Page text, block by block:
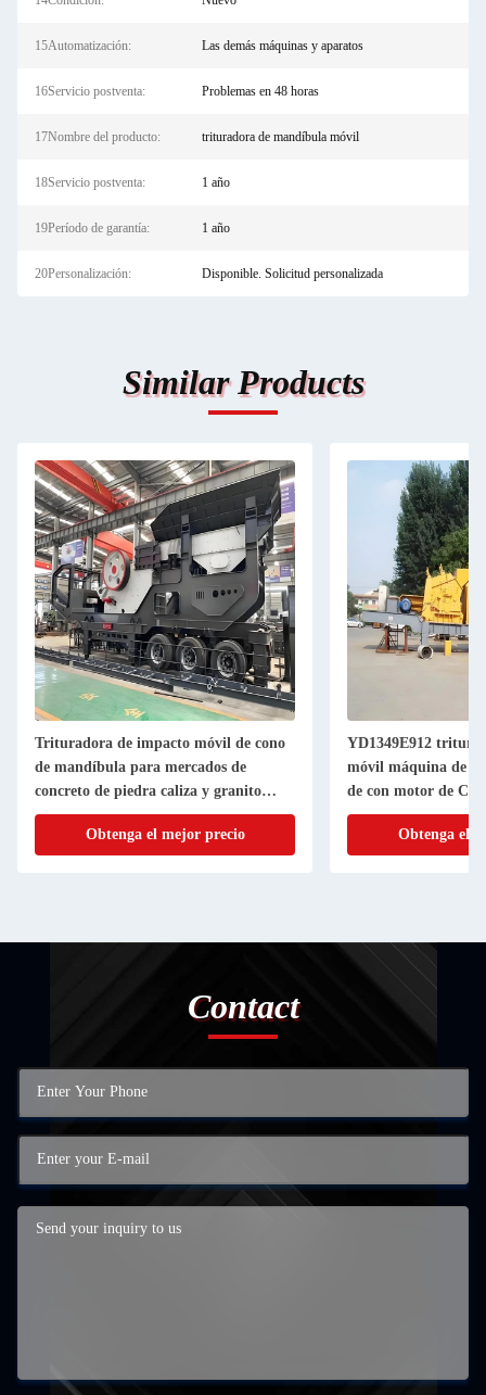
15Automatización: Las demás máquinas y aparatos
16Servicio postventa: Problemas en 48 horas
17Nombre del producto: trituradora de mandíbula móvil
18Servicio postventa: 1 año
19Período de garantía: 1 año
20Personalización: Disponible. Solicitud personalizada
Similar Products
Trituradora de impacto móvil de cono
de mandíbula para mercados de
concreto de piedra caliza y granito
basáltico en todo el mundo
Obtenga el mejor precio
YD1349E912
móvil máquina de
de con motor de CA
Obtenga el
Contact